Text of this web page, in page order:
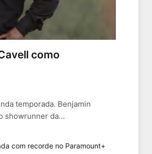
como
temporada. Benjamin
showrunner da…